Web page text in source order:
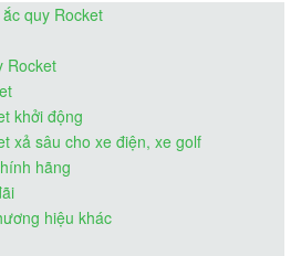
quy Rocket
Rocket
khởi động
xả sâu cho xe điện, xe golf
hãng
hiệu khác